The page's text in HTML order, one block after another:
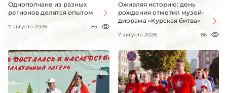
Однополчане из разных
регионов делятся опытом
7 августа 2026 85
Оживляя историю: день
рождения отметил музей-
диорама «Курская битва»
7 августа 2026 86